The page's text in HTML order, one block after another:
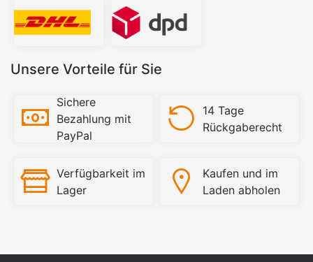
Unsere Vorteile für Sie
Sichere
Bezahlung mit
PayPal
14 Tage
Rückgaberecht
Verfügbarkeit im
Lager
Kaufen und im
Laden abholen